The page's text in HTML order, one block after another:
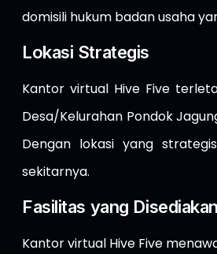
domisili hukum badan usaha
Lokasi Strategis
Kantor virtual Hive Five
Desa/Kelurahan Pondok
Dengan lokasi yang
sekitarnya.
Fasilitas yang Disediakan
Kantor virtual Hive Five